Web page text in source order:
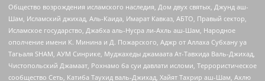
Общество возрождения исламского наследия, Дом двух святых, Джунд аш-
Шам, Исламский джихад, Аль-Каида, Имарат Кавказ, АБТО, Правый сектор,
Исламское государство, Джабха аль-Нусра ли-Ахль аш-Шам, Народное
ополчение имени К. Минина и Д. Пожарского, Аджр от Аллаха Субхану уа
Тагьаля SHAM, АУМ Синрике, Муджахеды джамаата Ат-Тавхида Валь-Джихад,
Чистопольский Джамаат, Рохнамо ба суи давлати исломи, Террористическое
сообщество Сеть, Катиба Таухид валь-Джихад, Хайят Тахрир аш-Шам, Ахлю